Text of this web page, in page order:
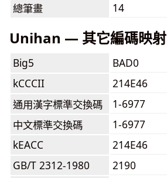
總筆畫
14
Unihan — 其它編碼映射
Big5
BAD0
kCCCII
214E46
通用漢字標準交換碼
1-6977
中文標準交換碼
1-6977
kEACC
214E46
GB/T 2312-1980
2190